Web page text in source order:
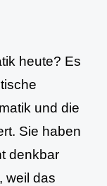
heute? Es
und die
Sie haben
denkbar
weil das